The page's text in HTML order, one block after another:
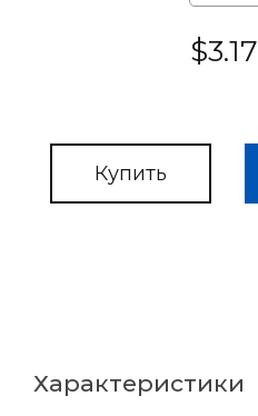
$3.17
Купить
Характеристики